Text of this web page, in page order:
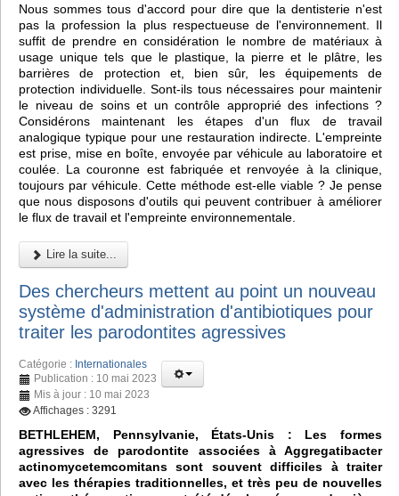
Nous sommes tous d'accord pour dire que la dentisterie n'est
pas la profession la plus respectueuse de l'environnement. Il
suffit de prendre en considération le nombre de matériaux à
usage unique tels que le plastique, la pierre et le plâtre, les
barrières de protection et, bien sûr, les équipements de
protection individuelle. Sont-ils tous nécessaires pour maintenir
le niveau de soins et un contrôle approprié des infections ?
Considérons maintenant les étapes d'un flux de travail
analogique typique pour une restauration indirecte. L'empreinte
est prise, mise en boîte, envoyée par véhicule au laboratoire et
coulée. La couronne est fabriquée et renvoyée à la clinique,
toujours par véhicule. Cette méthode est-elle viable ? Je pense
que nous disposons d'outils qui peuvent contribuer à améliorer
le flux de travail et l'empreinte environnementale.
Lire la suite...
Des chercheurs mettent au point un nouveau
système d'administration d'antibiotiques pour
traiter les parodontites agressives
Catégorie : Internationales
Publication : 10 mai 2023
Mis à jour : 10 mai 2023
Affichages : 3291
BETHLEHEM, Pennsylvanie, États-Unis : Les formes
agressives de parodontite associées à Aggregatibacter
actinomycetemcomitans sont souvent difficiles à traiter
avec les thérapies traditionnelles, et très peu de nouvelles